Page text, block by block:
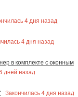
4 дня назад
4 дня назад
в комплекте с оконным
дней назад
Закончилась 4 дня назад